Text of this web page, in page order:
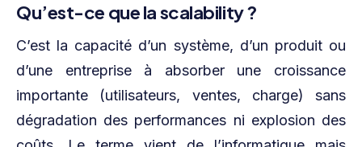
Qu’est-ce que la scalability ?
C’est la capacité d’un système, d’un produit ou
d’une entreprise à absorber une croissance
importante (utilisateurs, ventes, charge) sans
dégradation des performances ni explosion des